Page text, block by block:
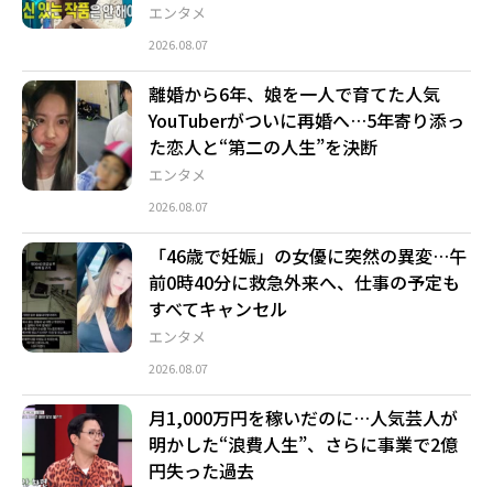
エンタメ
2026.08.07
エンタメ
離婚から6年、娘を一人で育てた人気
YouTuberがついに再婚へ…5年寄り添っ
た恋人と“第二の人生”を決断
2026.08.07
エンタメ
「46歳で妊娠」の女優に突然の異変…午
前0時40分に救急外来へ、仕事の予定も
すべてキャンセル
2026.08.07
月1,000万円を稼いだのに…人気芸人が
明かした“浪費人生”、さらに事業で2億
円失った過去